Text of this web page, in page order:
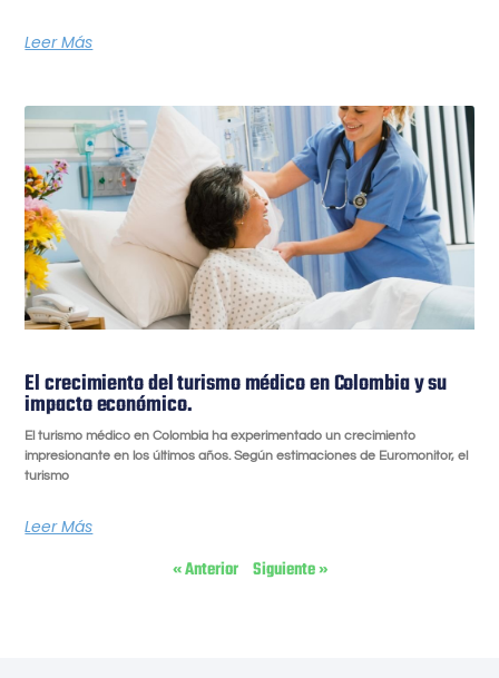
Leer Más
El crecimiento del turismo médico en Colombia y su
impacto económico.
El turismo médico en Colombia ha experimentado un crecimiento
impresionante en los últimos años. Según estimaciones de Euromonitor, el
turismo
Leer Más
« Anterior Siguiente »